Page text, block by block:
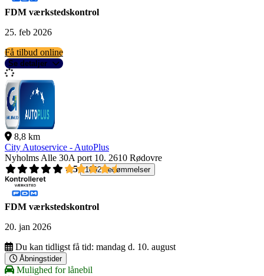
FDM værkstedskontrol
25. feb 2026
Få tilbud online
Se detaljer
8,8 km
City Autoservice - AutoPlus
Nyholms Alle 30A port 10. 2610 Rødovre
4,5
1092 bedømmelser
FDM værkstedskontrol
20. jan 2026
Du kan tidligst få tid: mandag d. 10. august
Åbningstider
Mulighed for lånebil